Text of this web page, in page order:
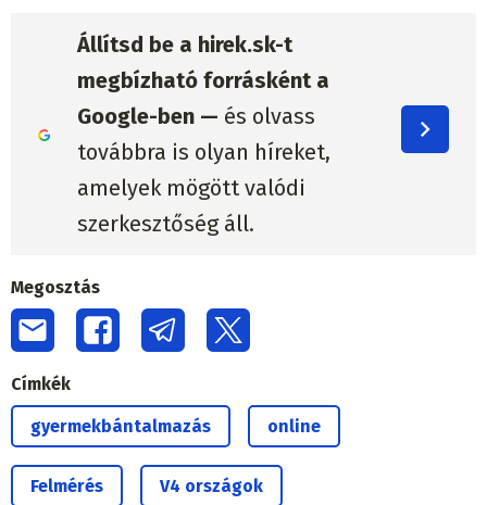
Állítsd be a hirek.sk-t
megbízható forrásként a
Google-ben — és olvass
továbbra is olyan híreket,
amelyek mögött valódi
szerkesztőség áll.
Megosztás
Címkék
gyermekbántalmazás online
Felmérés V4 országok